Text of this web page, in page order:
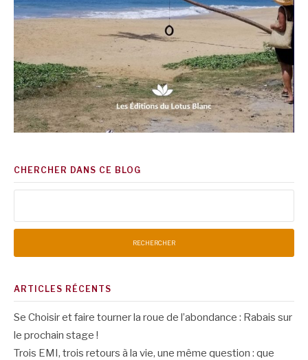
CHERCHER DANS CE BLOG
ARTICLES RÉCENTS
Se Choisir et faire tourner la roue de l’abondance : Rabais sur
le prochain stage !
Trois EMI, trois retours à la vie, une même question : que